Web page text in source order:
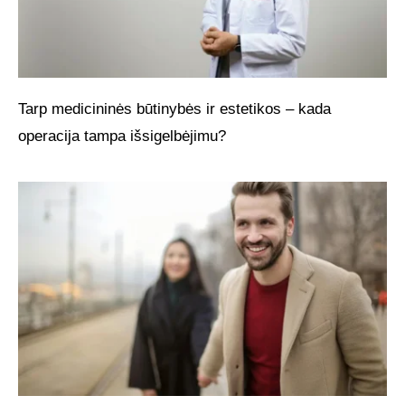
Tarp medicininės būtinybės ir estetikos – kada
operacija tampa išsigelbėjimu?